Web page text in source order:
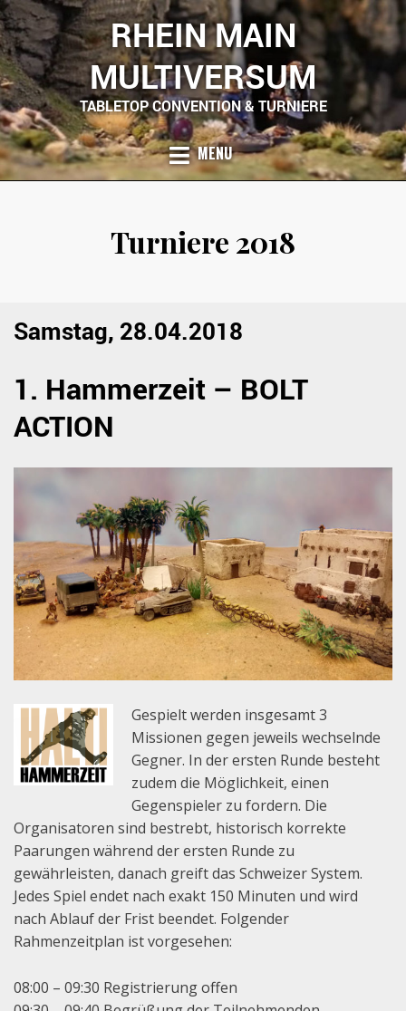
Skip
to
content
RHEIN MAIN
MULTIVERSUM
TABLETOP CONVENTION & TURNIERE
MENU
Turniere 2018
Samstag, 28.04.2018
1. Hammerzeit – BOLT
ACTION
Gespielt werden insgesamt 3
Missionen gegen jeweils wechselnde
Gegner. In der ersten Runde besteht
zudem die Möglichkeit, einen
Gegenspieler zu fordern. Die
Organisatoren sind bestrebt, historisch korrekte
Paarungen während der ersten Runde zu
gewährleisten, danach greift das Schweizer System.
Jedes Spiel endet nach exakt 150 Minuten und wird
nach Ablauf der Frist beendet. Folgender
Rahmenzeitplan ist vorgesehen:
08:00 – 09:30 Registrierung offen